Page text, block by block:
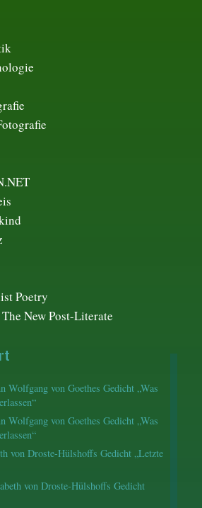
Poetry
New Post-Literate
Wolfgang von Goethes Gedicht „Was
Wolfgang von Goethes Gedicht „Was
von Droste-Hülshoffs Gedicht „Letzte
von Droste-Hülshoffs Gedicht